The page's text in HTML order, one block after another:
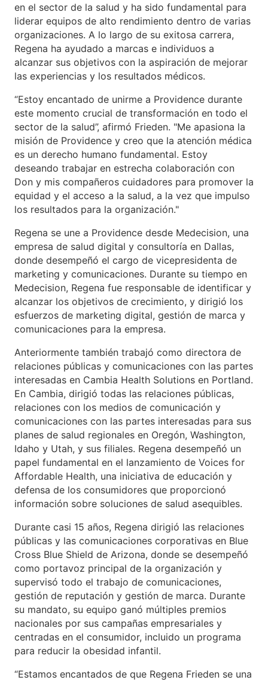
en el sector de la salud y ha sido fundamental para
liderar equipos de alto rendimiento dentro de varias
organizaciones. A lo largo de su exitosa carrera,
Regena ha ayudado a marcas e individuos a
alcanzar sus objetivos con la aspiración de mejorar
las experiencias y los resultados médicos.
“Estoy encantado de unirme a Providence durante
este momento crucial de transformación en todo el
sector de la salud”, afirmó Frieden. "Me apasiona la
misión de Providence y creo que la atención médica
es un derecho humano fundamental. Estoy
deseando trabajar en estrecha colaboración con
Don y mis compañeros cuidadores para promover la
equidad y el acceso a la salud, a la vez que impulso
los resultados para la organización."
Regena se une a Providence desde Medecision, una
empresa de salud digital y consultoría en Dallas,
donde desempeñó el cargo de vicepresidenta de
marketing y comunicaciones. Durante su tiempo en
Medecision, Regena fue responsable de identificar y
alcanzar los objetivos de crecimiento, y dirigió los
esfuerzos de marketing digital, gestión de marca y
comunicaciones para la empresa.
Anteriormente también trabajó como directora de
relaciones públicas y comunicaciones con las partes
interesadas en Cambia Health Solutions en Portland.
En Cambia, dirigió todas las relaciones públicas,
relaciones con los medios de comunicación y
comunicaciones con las partes interesadas para sus
planes de salud regionales en Oregón, Washington,
Idaho y Utah, y sus filiales. Regena desempeñó un
papel fundamental en el lanzamiento de Voices for
Affordable Health, una iniciativa de educación y
defensa de los consumidores que proporcionó
información sobre soluciones de salud asequibles.
Durante casi 15 años, Regena dirigió las relaciones
públicas y las comunicaciones corporativas en Blue
Cross Blue Shield de Arizona, donde se desempeñó
como portavoz principal de la organización y
supervisó todo el trabajo de comunicaciones,
gestión de reputación y gestión de marca. Durante
su mandato, su equipo ganó múltiples premios
nacionales por sus campañas empresariales y
centradas en el consumidor, incluido un programa
para reducir la obesidad infantil.
“Estamos encantados de que Regena Frieden se una